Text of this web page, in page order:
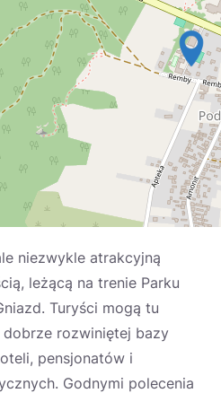
niezwykle atrakcyjną
leżącą na trenie Parku
Turyści mogą tu
rozwiniętej bazy
pensjonatów i
Godnymi polecenia